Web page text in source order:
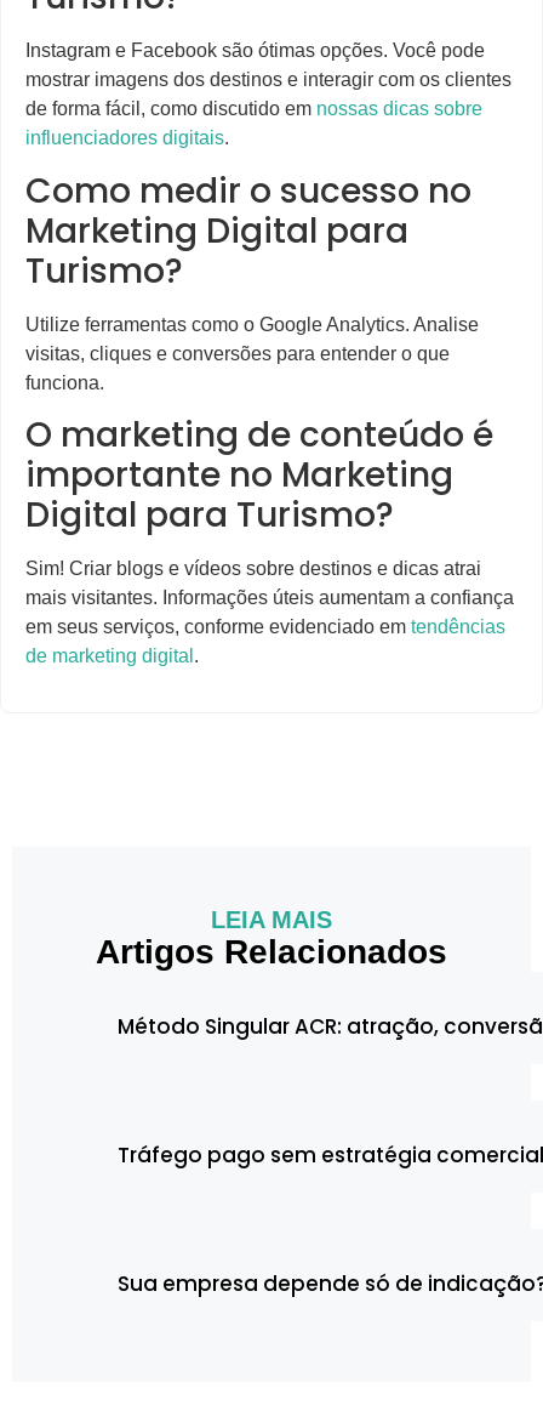
Instagram e Facebook são ótimas opções. Você pode
mostrar imagens dos destinos e interagir com os clientes
de forma fácil, como discutido em nossas dicas sobre
influenciadores digitais.
Como medir o sucesso no
Marketing Digital para
Turismo?
Utilize ferramentas como o Google Analytics. Analise
visitas, cliques e conversões para entender o que
funciona.
O marketing de conteúdo é
importante no Marketing
Digital para Turismo?
Sim! Criar blogs e vídeos sobre destinos e dicas atrai
mais visitantes. Informações úteis aumentam a confiança
em seus serviços, conforme evidenciado em tendências
de marketing digital .
LEIA MAIS
Artigos Relacionados
Método Singular ACR: atração,
Tráfego pago sem estratégia
Sua empresa depende só de